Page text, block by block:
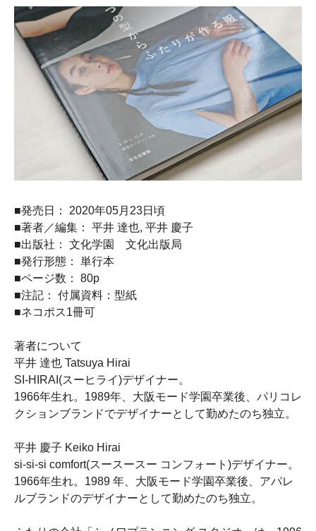
■発売日： 2020年05月23日頃
■著者／編集： 平井 達也, 平井 慶子
■出版社： 文化学園 文化出版局
■発行形態： 単行本
■ページ数： 80p
■注記： 付属資料：型紙
■ネコポス1冊可
著者について
平井 達也 Tatsuya Hirai
SI-HIRAI(スーヒライ)デザイナー。
1966年生れ。1989年、大阪モード学園卒業後、パリコレ
クションブランドでデザイナーとして勤めたのち独立。
平井 慶子 Keiko Hirai
si-si-si comfort(スースースー コンフォート)デザイナー。
1966年生れ。1989 年、大阪モード学園卒業後、アパレ
ルブランドのデザイナーとして勤めたのち独立。